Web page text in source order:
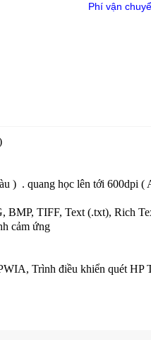
Phí vận
) . quang học lên tới 600dpi
TIFF, Text (.txt), Rich
cảm ứng
Trình điều khiển quét